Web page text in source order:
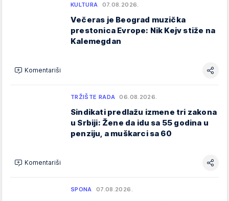
KULTURA 07.08.2026.
Večeras je Beograd muzička
prestonica Evrope: Nik Kejv stiže na
Kalemegdan
Komentariši
TRŽIŠTE RADA 06.08.2026.
Sindikati predlažu izmene tri zakona
u Srbiji: Žene da idu sa 55 godina u
penziju, a muškarci sa 60
Komentariši
SPONA 07.08.2026.